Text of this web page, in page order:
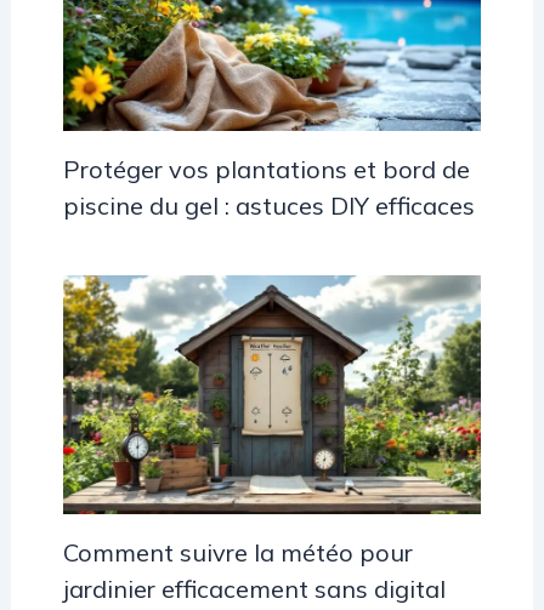
Protéger vos plantations et bord de
piscine du gel : astuces DIY efficaces
Comment suivre la météo pour
jardinier efficacement sans digital